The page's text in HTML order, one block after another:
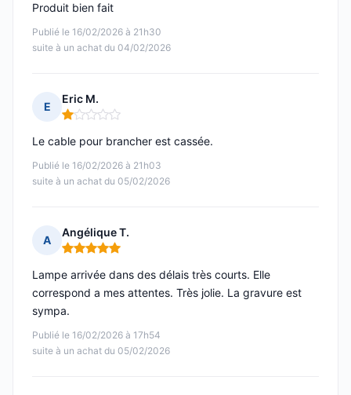
Publié le 16/02/2026 à 21h30
suite à un achat du 04/02/2026
Produit bien fait
E
Eric M.
Note : 1 sur 5
Publié le 16/02/2026 à 21h03
suite à un achat du 05/02/2026
Le cable pour brancher est cassée.
A
Angélique T.
Note : 5 sur 5
Publié le 16/02/2026 à 17h54
suite à un achat du 05/02/2026
Lampe arrivée dans des délais très courts. Elle
correspond a mes attentes. Très jolie. La gravure est
sympa.